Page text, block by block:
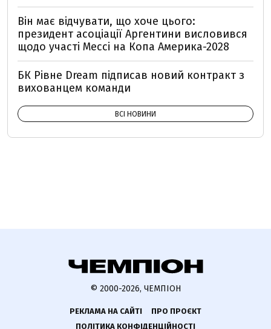
Він має відчувати, що хоче цього:
президент асоціації Аргентини висловився
щодо участі Мессі на Копа Америка-2028
БК Рівне Dream підписав новий контракт з
вихованцем команди
ВСІ НОВИНИ
© 2000-2026, ЧЕМПІОН
РЕКЛАМА НА САЙТІ
ПРО ПРОЄКТ
ПОЛІТИКА КОНФІДЕНЦІЙНОСТІ